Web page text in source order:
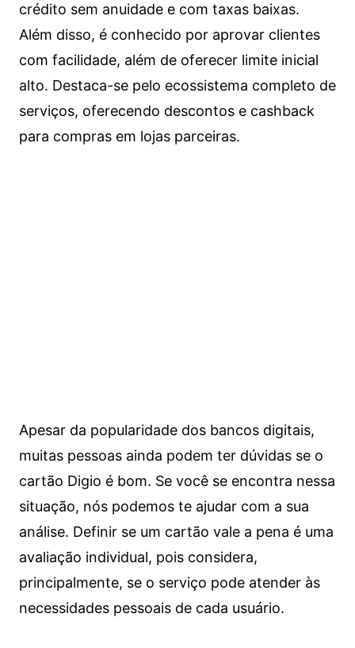
crédito sem anuidade e com taxas baixas.
Além disso, é conhecido por aprovar clientes
com facilidade, além de oferecer limite inicial
alto. Destaca-se pelo ecossistema completo de
serviços, oferecendo descontos e cashback
para compras em lojas parceiras.
Apesar da popularidade dos bancos digitais,
muitas pessoas ainda podem ter dúvidas se o
cartão Digio é bom. Se você se encontra nessa
situação, nós podemos te ajudar com a sua
análise. Definir se um cartão vale a pena é uma
avaliação individual, pois considera,
principalmente, se o serviço pode atender às
necessidades pessoais de cada usuário.